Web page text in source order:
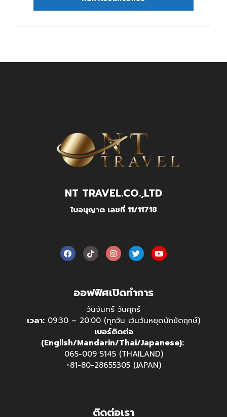
NT TRAVEL.CO.,LTD
ใบอนุญาต เลขที่ 11/11718
ออฟฟิศเปิดทำการ
วันจันทร์ วันศุกร์
เวลา: 09:30 – 20:00 (ทุกวัน เว้นวันหยุดนักขัตฤกษ์)
เบอร์ติดต่อ
(English/Mandarin/Thai/Japanese):
065-009 5145 (THAILAND)
+81-80-28655305 (JAPAN)
ติดต่อเรา